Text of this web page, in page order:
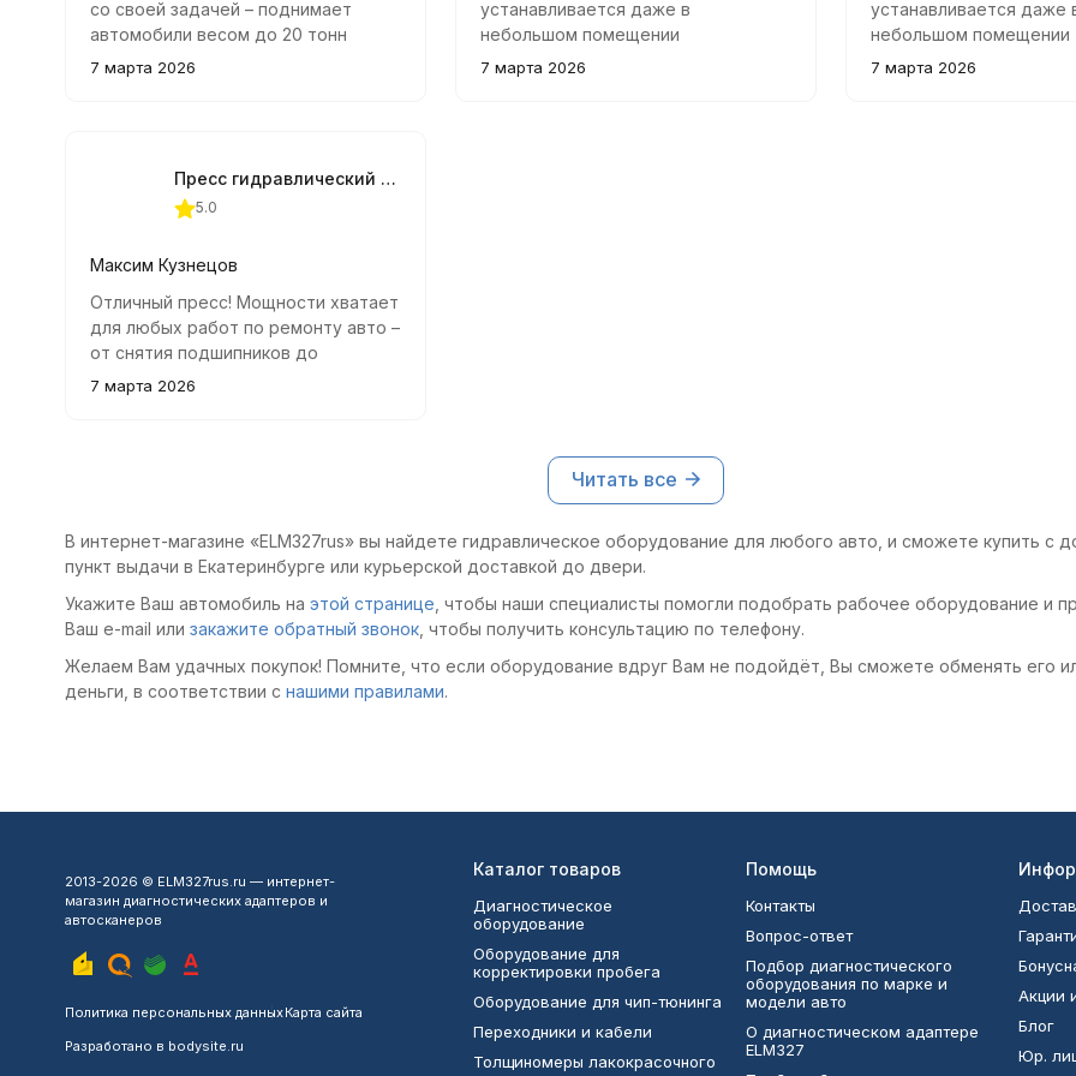
со своей задачей – поднимает
автомобили весом до 20 тонн
быстро и уверенно. Корпус
7 марта 2026
устанавливается даже в
небольшом помещении
автосервиса. Выполняет все
7 марта 2026
устанавливается даже
небольшом помещении
автосервиса. Выполняет
7 марта 2026
Пресс гидравлический настольный OMBRA OHT611M, 10 т.
5.0
Максим Кузнецов
Отличный пресс! Мощности хватает
для любых работ по ремонту авто –
от снятия подшипников до
установки новых запчастей. Удобен
7 марта 2026
Читать все
В интернет-магазине «ELM327rus» вы найдете гидравлическое оборудование для любого авто, и сможете купить с
пункт выдачи в Екатеринбурге или курьерской доставкой до двери.
Укажите Ваш автомобиль на этой странице , чтобы наши специалисты помогли подобрать рабочее оборудование и
Ваш e-mail или закажите обратный звонок, чтобы получить консультацию по телефону.
Желаем Вам удачных покупок! Помните, что если оборудование вдруг Вам не подойдёт, Вы сможете обменять его
деньги, в соответствии с нашими правилами.
2013-2026 © ELM327rus.ru — интернет-
магазин диагностических адаптеров и
автосканеров
Политика персональных данныхКарта сайта
Разработано в bodysite.ru
Каталог товаров
Диагностическое
оборудование
Оборудование для
корректировки пробега
Оборудование для чип-тюнинга
Переходники и кабели
Толщиномеры лакокрасочного
Помощь
Контакты
Вопрос-ответ
Подбор диагностического
оборудования по марке и
модели авто
О диагностическом адаптере
ELM327
Акции
Блог
Юр.